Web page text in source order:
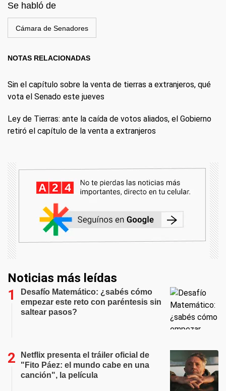
Se habló de
Cámara de Senadores
NOTAS RELACIONADAS
Sin el capítulo sobre la venta de tierras a extranjeros, qué
vota el Senado este jueves
Ley de Tierras: ante la caída de votos aliados, el Gobierno
retiró el capítulo de la venta a extranjeros
Noticias más leídas
Desafío Matemático: ¿sabés cómo
empezar este reto con paréntesis sin
saltear pasos?
Netflix presenta el tráiler oficial de
"Fito Páez: el mundo cabe en una
canción", la película